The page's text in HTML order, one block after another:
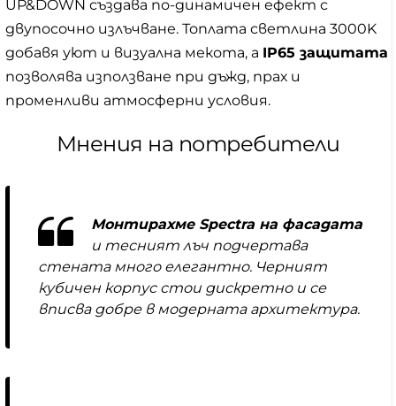
UP&DOWN създава по-динамичен ефект с
двупосочно излъчване. Топлата светлина 3000K
добавя уют и визуална мекота, а IP65 защитата
позволява използване при дъжд, прах и
променливи атмосферни условия.
Мнения на потребители
Монтирахме Spectra на фасадата
и тесният лъч подчертава
стената много елегантно. Черният
кубичен корпус стои дискретно и се
вписва добре в модерната архитектура.